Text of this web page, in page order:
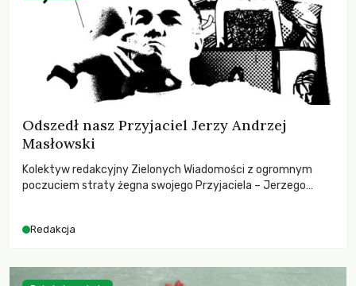
Odszedł nasz Przyjaciel Jerzy Andrzej
Masłowski
Kolektyw redakcyjny Zielonych Wiadomości z ogromnym
poczuciem straty żegna swojego Przyjaciela – Jerzego
Redakcja